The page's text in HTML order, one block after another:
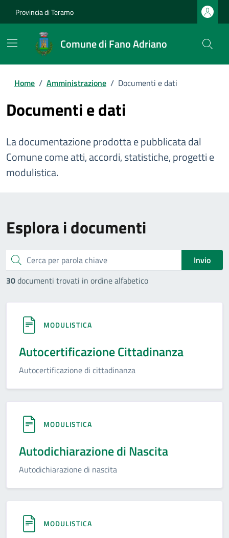
Provincia di Teramo
Comune di Fano Adriano
Home / Amministrazione / Documenti e dati
Documenti e dati
La documentazione prodotta e pubblicata dal
Comune come atti, accordi, statistiche, progetti e
modulistica.
Esplora i documenti
cerca
Invio
30documenti trovati in ordine alfabetico
MODULISTICA
Autocertificazione Cittadinanza
Autocertificazione di cittadinanza
MODULISTICA
Autodichiarazione di Nascita
Autodichiarazione di nascita
MODULISTICA